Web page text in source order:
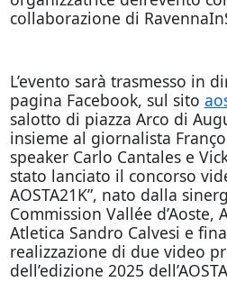
collaborazione di
L’evento sarà trasmesso in
pagina Facebook, sul sito
salotto di piazza Arco di
insieme al giornalista
speaker Carlo Cantales e
stato lanciato il concorso
AOSTA21K”, nato dalla
Commission Vallée d’Aoste,
Atletica Sandro Calvesi e
realizzazione di due video
dell’edizione 2025